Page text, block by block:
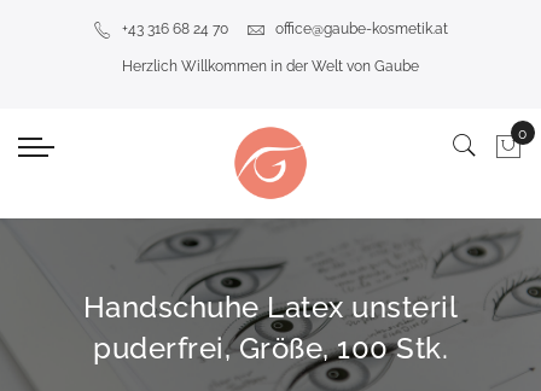
+43 316 68 24 70 office@gaube-kosmetik.at
Herzlich Willkommen in der Welt von Gaube
Handschuhe Latex unsteril
puderfrei, Größe, 100 Stk.